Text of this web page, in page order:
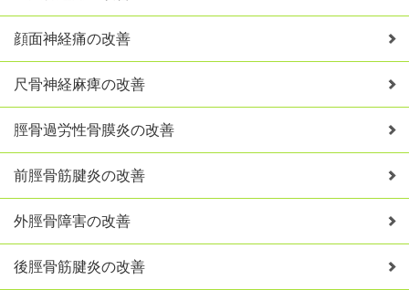
顔面神経痛の改善
尺骨神経麻痺の改善
脛骨過労性骨膜炎の改善
前脛骨筋腱炎の改善
外脛骨障害の改善
後脛骨筋腱炎の改善